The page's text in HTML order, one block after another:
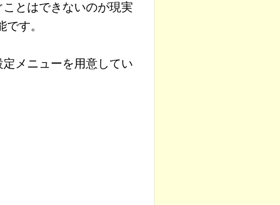
とはできないのが現実
す。
メニューを用意してい